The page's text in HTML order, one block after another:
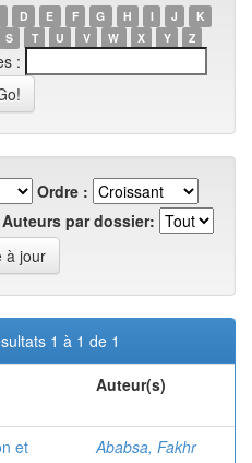
D E F G H I J
K
S T U V W X Y Z
:
Ordre :
Auteurs par dossier:
1 à 1 de 1
Auteur(s)
et
Ababsa, Fakhr